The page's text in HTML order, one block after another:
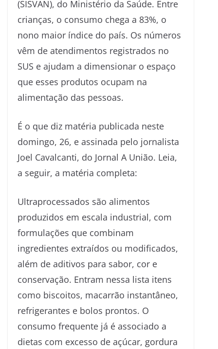
(SISVAN), do Ministério da Saúde. Entre
crianças, o consumo chega a 83%, o
nono maior índice do país. Os números
vêm de atendimentos registrados no
SUS e ajudam a dimensionar o espaço
que esses produtos ocupam na
alimentação das pessoas.
É o que diz matéria publicada neste
domingo, 26, e assinada pelo jornalista
Joel Cavalcanti, do Jornal A União. Leia,
a seguir, a matéria completa:
Ultraprocessados são alimentos
produzidos em escala industrial, com
formulações que combinam
ingredientes extraídos ou modificados,
além de aditivos para sabor, cor e
conservação. Entram nessa lista itens
como biscoitos, macarrão instantâneo,
refrigerantes e bolos prontos. O
consumo frequente já é associado a
dietas com excesso de açúcar, gordura